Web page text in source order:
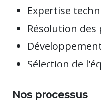
Expertise
Résolution des
Sélection de
Nos processus